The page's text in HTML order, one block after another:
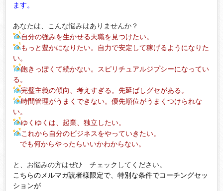
ます。
あなたは、こんな悩みはありませんか？
自分の強みを生かせる天職を見つけたい。
もっと豊かになりたい。自力で安定して稼げるようになりた
い。
飽きっぽくて続かない。スピリチュアルジプシーになってい
る。
完璧主義の傾向、考えすぎる。先延ばしグセがある。
時間管理がうまくできない。優先順位がうまくつけられな
い。
ゆくゆくは、起業、独立したい。
これから自分のビジネスをやっていきたい。
でも何からやったらいいかわからない。
と、お悩みの方はぜひ チェックしてください。
こちらのメルマガ読者様限定で、特別な条件でコーチングセッ
ションが